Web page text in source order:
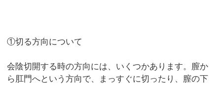
①切る方向について
会陰切開する時の方向には、いくつかあります。膣か
ら肛門へという方向で、まっすぐに切ったり、膣の下